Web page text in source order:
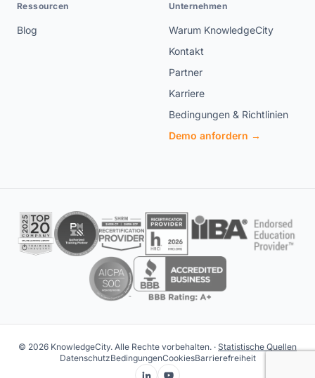
Ressourcen
Blog
Unternehmen
Warum KnowledgeCity
Kontakt
Partner
Karriere
Bedingungen & Richtlinien
Demo anfordern →
© 2026 KnowledgeCity. Alle Rechte vorbehalten. · Statistische Quellen
DatenschutzBedingungenCookiesBarrierefreiheit